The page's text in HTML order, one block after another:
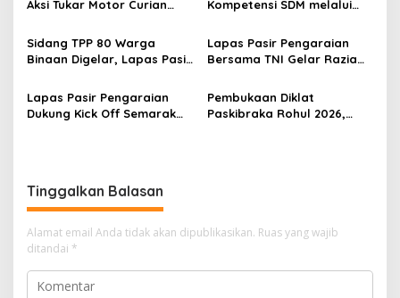
Aksi Tukar Motor Curian
Diamankan
Kompetensi SDM melalui
Corporate University
Bidang Perencanaan 2026
Sidang TPP 80 Warga
Binaan Digelar, Lapas Pasir
Berikan Layanan Integrasi
Transparan dan Gratis
Lapas Pasir Pengaraian
Bersama TNI Gelar Razia
Komitmen Ciptakan Lapas
Bersih Narkoba
Lapas Pasir Pengaraian
Dukung Kick Off Semarak
Pembukaan Diklat
Paskibraka Rohul 2026,
Tinggalkan Balasan
Alamat email Anda tidak akan dipublikasikan. Ruas yang wajib
ditandai *